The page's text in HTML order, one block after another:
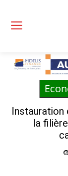
Instauration
la